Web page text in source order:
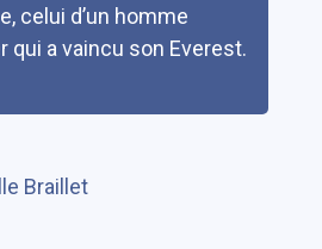
celui d’un homme
qui a vaincu son Everest.
Braillet